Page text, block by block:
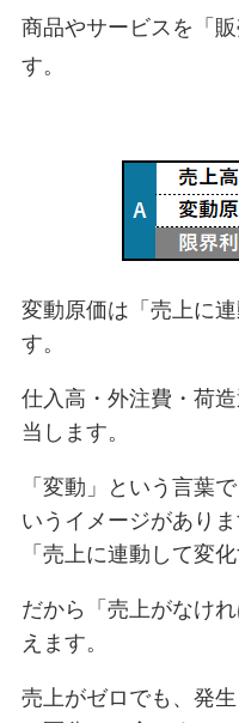
商品やサービスを「
す。
変動原価は「売上に
す。
仕入高・外注費・荷
当します。
「変動」という言葉
いうイメージがあり
「売上に連動して変
だから「売上がなけ
えます。
売上がゼロでも、発